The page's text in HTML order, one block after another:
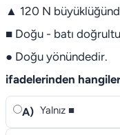
▲ 120 N
■ Doğu - batı
● Doğu yönündedir.
ifadelerinden
A) Yalnız ■